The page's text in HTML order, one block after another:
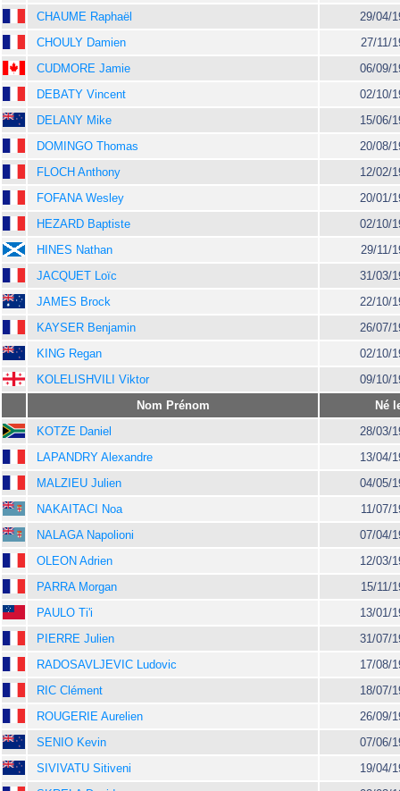
CHAUME Raphaël
29/04/
CHOULY Damien
27/11/
CUDMORE Jamie
06/09/
DEBATY Vincent
02/10/
DELANY Mike
15/06/
DOMINGO Thomas
20/08/
FLOCH Anthony
12/02/
FOFANA Wesley
20/01/
HEZARD Baptiste
02/10/
HINES Nathan
29/11/
JACQUET Loïc
31/03/
JAMES Brock
22/10/
KAYSER Benjamin
26/07/
KING Regan
02/10/
KOLELISHVILI Viktor
09/10/
Nom Prénom
Né
KOTZE Daniel
28/03/
LAPANDRY Alexandre
13/04/
MALZIEU Julien
04/05/
NAKAITACI Noa
11/07/
NALAGA Napolioni
07/04/
OLEON Adrien
12/03/
PARRA Morgan
15/11/
PAULO Ti'i
13/01/
PIERRE Julien
31/07/
RADOSAVLJEVIC Ludovic
17/08/
RIC Clément
18/07/
ROUGERIE Aurelien
26/09/
SENIO Kevin
07/06/
SIVIVATU Sitiveni
19/04/